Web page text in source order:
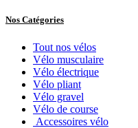
Nos Catégories
Tout nos vélos
Vélo musculaire
Vélo électrique
Vélo pliant
Vélo gravel
Vélo de course
Accessoires vélo